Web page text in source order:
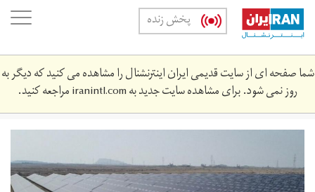
Skip
main
content
پخش زنده
شما صفحه ای از سایت قدیمی ایران اینترنشنال را مشاهده می کنید که دیگر به
روز نمی شود. برای مشاهده سایت جدید بهiranintl.comمراجعه کنید.
solar_power_plant.jpg